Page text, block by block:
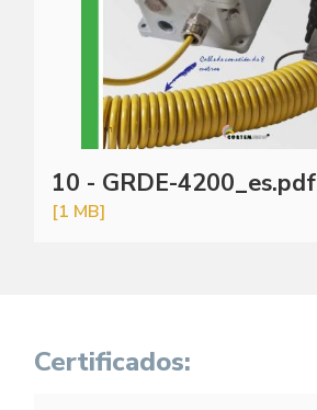
10 - GRDE-4200_es.pdf
[1 MB]
Certificados: